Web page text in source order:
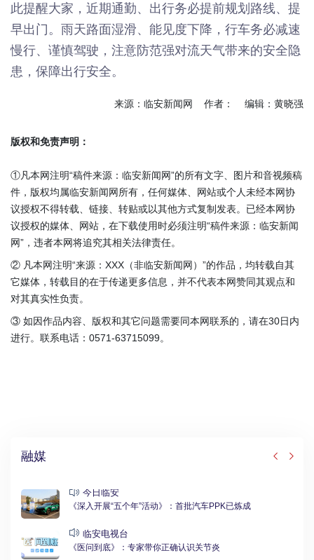
此提醒大家，近期通勤、出行务必提前规划路线、提
早出门。雨天路面湿滑、能见度下降，行车务必减速
慢行、谨慎驾驶，注意防范强对流天气带来的安全隐
患，保障出行安全。
来源：临安新闻网 作者： 编辑：黄晓强
版权和免责声明：
①凡本网注明“稿件来源：临安新闻网”的所有文字、图片和音视频稿
件，版权均属临安新闻网所有，任何媒体、网站或个人未经本网协
议授权不得转载、链接、转贴或以其他方式复制发表。已经本网协
议授权的媒体、网站，在下载使用时必须注明“稿件来源：临安新闻
网”，违者本网将追究其相关法律责任。
② 凡本网注明“来源：XXX（非临安新闻网）”的作品，均转载自其
它媒体，转载目的在于传递更多信息，并不代表本网赞同其观点和
对其真实性负责。
③ 如因作品内容、版权和其它问题需要同本网联系的，请在30日内
进行。联系电话：0571-63715099。
融媒
今日临安
《深入开展“五个年”活动》：首批汽车PPK已炼成
临安电视台
《医问到底》：专家带你正确认识关节炎